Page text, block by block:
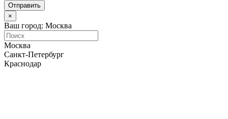
Отправить
×
Ваш город: Москва
Москва
Санкт-Петербург
Краснодар